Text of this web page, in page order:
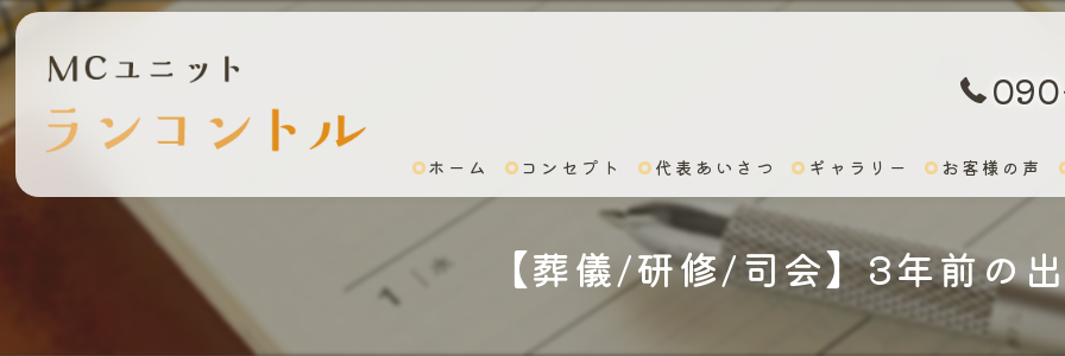
ホーム コンセプト 代表あいさつ ギャラリー お客様の声
【葬儀/研修/司会】3年前の